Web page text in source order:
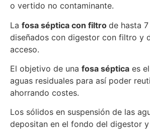
o vertido no contaminante.
La fosa séptica con filtro de hasta
diseñados con digestor con filtro y
acceso.
El objetivo de una fosa séptica es
aguas residuales para así poder
ahorrando costes.
Los sólidos en suspensión de las
depositan en el fondo del digestor